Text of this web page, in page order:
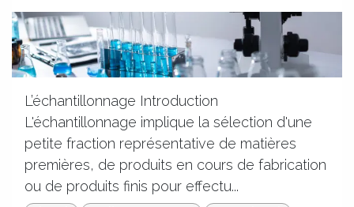
L’échantillonnage Introduction
L'échantillonnage implique la sélection d'une
petite fraction représentative de matières
premières, de produits en cours de fabrication
ou de produits finis pour effectu...